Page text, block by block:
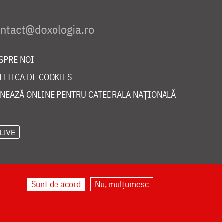
NOI
DE COOKIES
ONLINE PENTRU CATEDRALA NAȚIONALĂ
LIVE
Sunt de acord Nu, mulțumesc